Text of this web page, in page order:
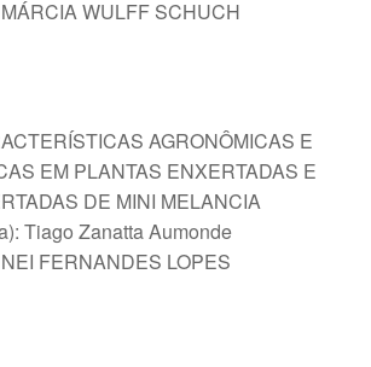
WULFF SCHUCH
AGRONÔMICAS E
EM PLANTAS ENXERTADAS E
DE MINI MELANCIA
Tiago Zanatta Aumonde
FERNANDES LOPES